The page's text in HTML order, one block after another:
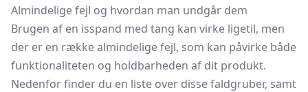
Almindelige fejl og hvordan man undgår dem
Brugen af en isspand med tang kan virke ligetil, men
der er en række almindelige fejl, som kan påvirke både
funktionaliteten og holdbarheden af dit produkt.
Nedenfor finder du en liste over disse faldgruber, samt